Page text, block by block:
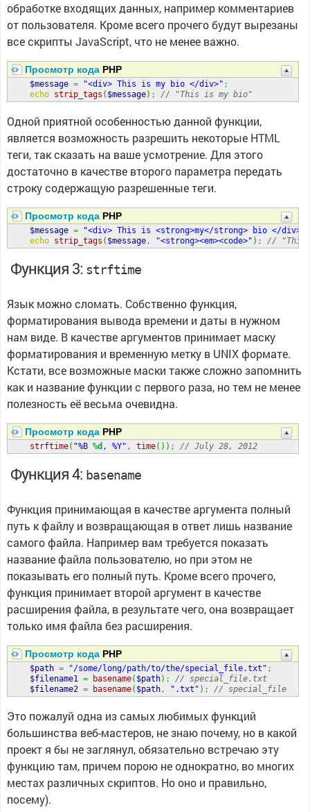
обработке входящих данных, например комментариев
от пользователя. Кроме всего прочего будут вырезаны
все скрипты JavaScript, что не менее важно.
Просмотр кодаPHP
$message = "<div> This is my bio </div>" ;
echo strip_tags ( $message) ; // "This is my bio"
Одной приятной особенностью данной функции,
является возможность разрешить некоторые HTML
теги, так сказать на ваше усмотрение. Для этого
достаточно в качестве второго параметра передать
строку содержащую разрешенные теги.
Просмотр кодаPHP
$message = "<div> This is <strong>my</strong> bio </div>"
echo strip_tags ( $message, "<strong><em><code>" ) ; // "This
Функция 3: strftime
Язык можно сломать. Собственно функция,
форматирования вывода времени и даты в нужном
нам виде. В качестве аргументов принимает маску
форматирования и временную метку в UNIX формате.
Кстати, все возможные маски также сложно запомнить
как и название функции с первого раза, но тем не менее
полезность её весьма очевидна.
Просмотр кодаPHP
strftime( "%B %d , %Y" , time( ) ) ; // July 28, 2012
Функция 4: basename
Функция принимающая в качестве аргумента полный
путь к файлу и возвращающая в ответ лишь название
самого файла. Например вам требуется показать
название файла пользователю, но при этом не
показывать его полный путь. Кроме всего прочего,
функция принимает второй аргумент в качестве
расширения файла, в результате чего, она возвращает
только имя файла без расширения.
Просмотр кодаPHP
$path = "/some/long/path/to/the/special_file.txt" ;
$filename1 = basename( $path) ;
// special_file.txt
$filename2 = basename( $path, ".txt" ) ; // special_file
Это пожалуй одна из самых любимых функций
большинства веб-мастеров, не знаю почему, но в какой
проект я бы не заглянул, обязательно встречаю эту
функцию там, причем порою не однократно, во многих
местах различных скриптов. Но оно и правильно,
посему).